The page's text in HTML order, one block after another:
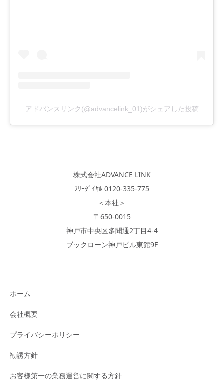
アドバンスリンク(@advancelink_01)がシェアした投稿
株式会社ADVANCE LINK
ﾌﾘｰﾀﾞｲﾔﾙ 0120-335-775
＜本社＞
〒650-0015
神戸市中央区多聞通2丁目4-4
ブックローン神戸ビル東館9F
ホーム
会社概要
プライバシーポリシー
勧誘方針
お客様第一の業務運営に関する方針